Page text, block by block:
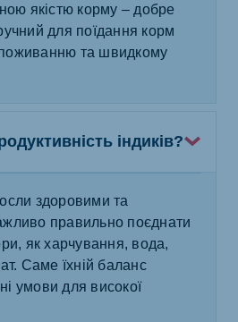
якістю корму – добре
для поїдання корм
та швидкому
індиків?
здоровими та
правильно поєднати
як харчування, вода,
Саме їхній баланс
умови для високої